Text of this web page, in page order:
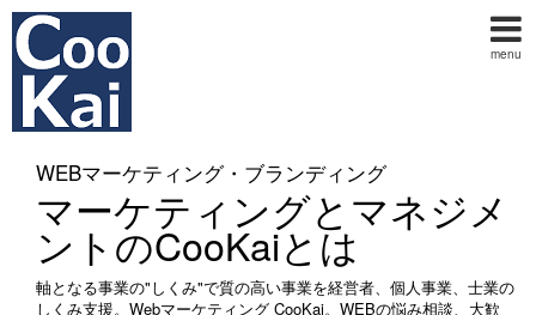
menu
WEBマーケティング・ブランディング
マーケティングとマネジメ
ントのCooKaiとは
軸となる事業の"しくみ"で質の高い事業を経営者、個人事業、士業の
しくみ支援。Webマーケティング CooKai。WEBの悩み相談、大歓